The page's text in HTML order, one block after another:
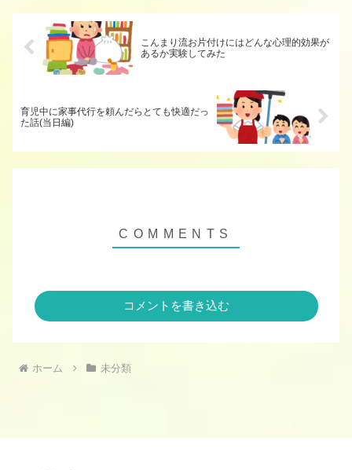
こんまり流お片付けにはどんな心理的効果が
あるか実験してみた
育児中に家事代行を頼んだらとても快適だっ
た話(当日編)
コメントを書き込む
ホーム 未分類